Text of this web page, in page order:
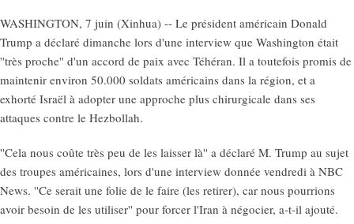
WASHINGTON, 7 juin (Xinhua) -- Le président américain Donald
Trump a déclaré dimanche lors d'une interview que Washington était
''très proche'' d'un accord de paix avec Téhéran. Il a toutefois promis de
maintenir environ 50.000 soldats américains dans la région, et a
exhorté Israël à adopter une approche plus chirurgicale dans ses
attaques contre le Hezbollah.
''Cela nous coûte très peu de les laisser là'' a déclaré M. Trump au sujet
des troupes américaines, lors d'une interview donnée vendredi à NBC
News. ''Ce serait une folie de le faire (les retirer), car nous pourrions
avoir besoin de les utiliser'' pour forcer l'Iran à négocier, a-t-il ajouté.